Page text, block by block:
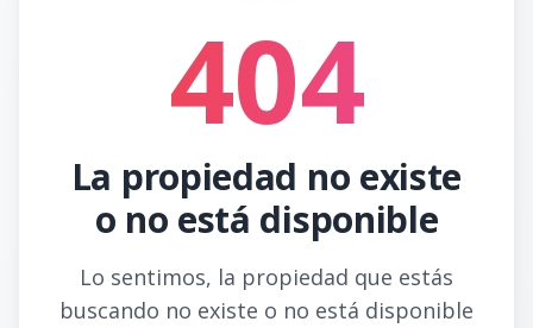
404
La propiedad no existe
o no está disponible
Lo sentimos, la propiedad que estás
buscando no existe o no está disponible